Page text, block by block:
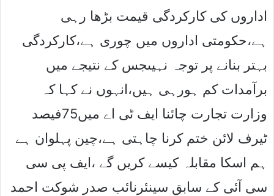
اداروں کی کارکردگی قیمت بڑھا رہی
ہے،حکومتی اداروں میں چوری ہے،کارکردگی
بہتر بنانے پر توجہ نہیںجس کے نتیجے میں
برآمدات کم ہورہی ہیں،انہوں نے کہا کہ
وزارت تجارت چائنا ایف ٹی اے میں75فیصد
ٹیرف لائن ختم کرنا چاہتی ہے،چین پہلوان ہے
ہم اسکا مقابلہ کیسے کریں گے ،ایف پی سی
سی آئی کے سابق سینئرنائب صدر شوکت احمد